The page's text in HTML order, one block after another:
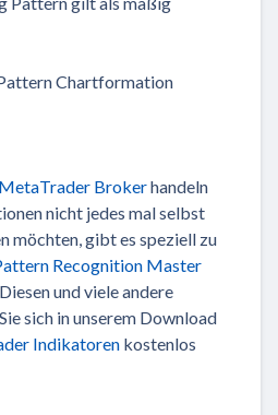
MetaTrader Brokerhandeln
nicht jedes mal selbst
möchten, gibt es speziell zu
Recognition Master
und viele andere
sich in unserem Download
Indikatoren kostenlos